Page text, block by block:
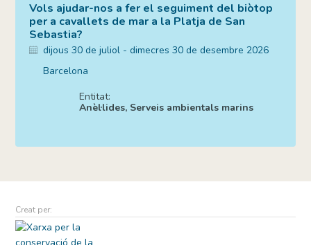
Vols ajudar-nos a fer el seguiment del biòtop
per a cavallets de mar a la Platja de San
Sebastia?
dijous 30 de juliol - dimecres 30 de desembre 2026
Barcelona
Entitat:
Anèl·lides, Serveis ambientals marins
Creat per: